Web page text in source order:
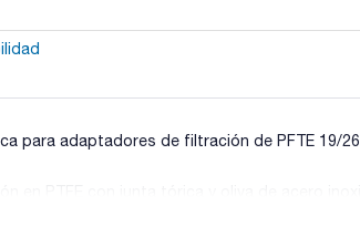
para adaptadores de filtración de PFTE 19/26